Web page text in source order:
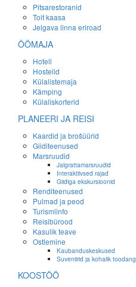
Pitsarestoranid
Toit kaasa
Jelgava linna eriroad
ÖÖMAJA
Hotell
Hostelid
Külalistemaja
Kämping
Külaliskorterid
PLANEERI JA REISI
Kaardid ja brošüürid
Giiditeenused
Marsruudid
Jalgrattamarsruudid
Interaktiivsed rajad
Giidiga ekskursioonid
Renditeenused
Pulmad ja peod
Turismiinfo
Reisibürood
Kasulik teave
Ostlemine
Kaubanduskeskused
Suveniirid ja kohalik toodang
KOOSTÖÖ